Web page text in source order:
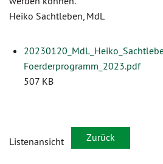
Heiko Sachtleben, MdL
Foerderprogramm_2023.pdf
507 KB
Listenansicht Zurück